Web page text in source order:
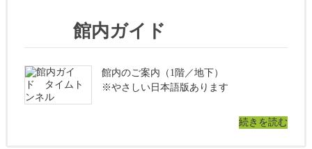
館内ガイド
館内のご案内（1階／地下）
※やさしい日本語版あります
続きを読む